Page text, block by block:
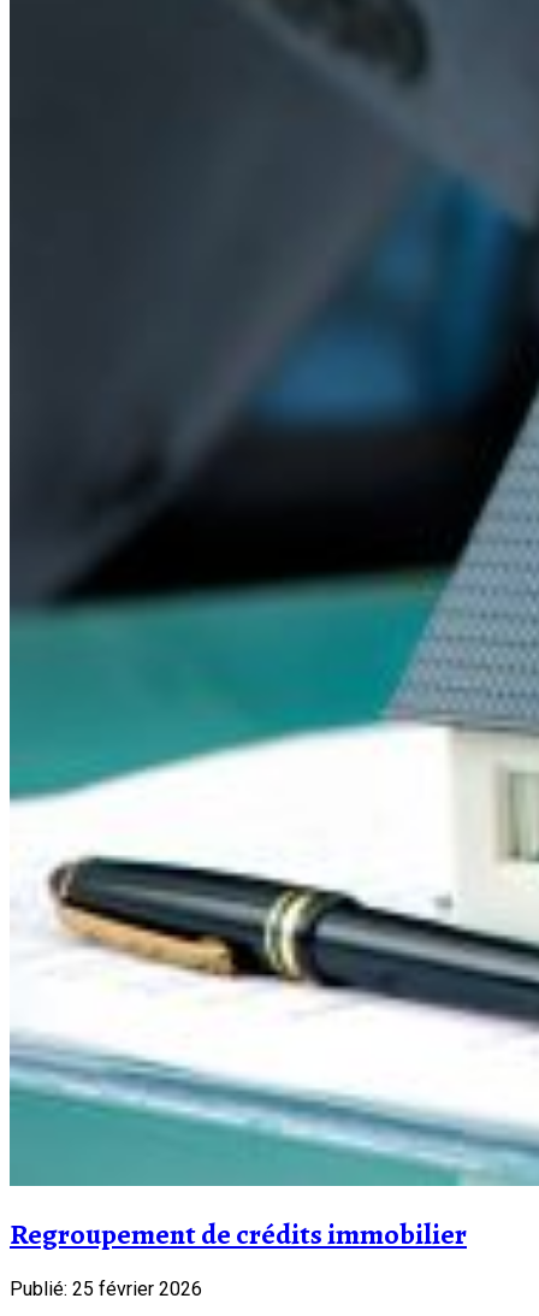
Regroupement de crédits immobilier
Publié: 25 février 2026